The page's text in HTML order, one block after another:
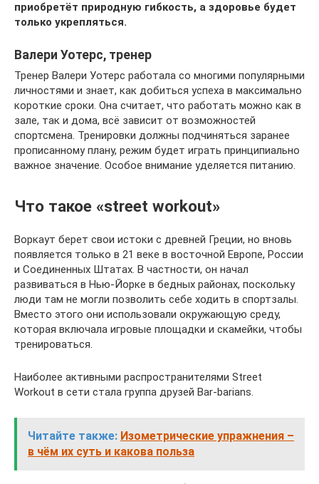
приобретёт природную гибкость, а здоровье будет
только укрепляться.
Валери Уотерс, тренер
Тренер Валери Уотерс работала со многими популярными
личностями и знает, как добиться успеха в максимально
короткие сроки. Она считает, что работать можно как в
зале, так и дома, всё зависит от возможностей
спортсмена. Тренировки должны подчиняться заранее
прописанному плану, режим будет играть принципиально
важное значение. Особое внимание уделяется питанию.
Что такое «street workout»
Воркаут берет свои истоки с древней Греции, но вновь
появляется только в 21 веке в восточной Европе, России
и Соединенных Штатах. В частности, он начал
развиваться в Нью-Йорке в бедных районах, поскольку
люди там не могли позволить себе ходить в спортзалы.
Вместо этого они использовали окружающую среду,
которая включала игровые площадки и скамейки, чтобы
тренироваться.
Наиболее активными распространителями Street
Workout в сети стала группа друзей Bar-barians.
Читайте также: Изометрические упражнения –
в чём их суть и какова польза